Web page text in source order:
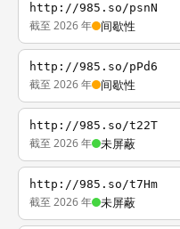
http://985.so/psnN
截至 2026 年 间歇性
http://985.so/pPd6
截至 2026 年 间歇性
http://985.so/t22T
截至 2026 年 未屏蔽
http://985.so/t7Hm
截至 2026 年 未屏蔽